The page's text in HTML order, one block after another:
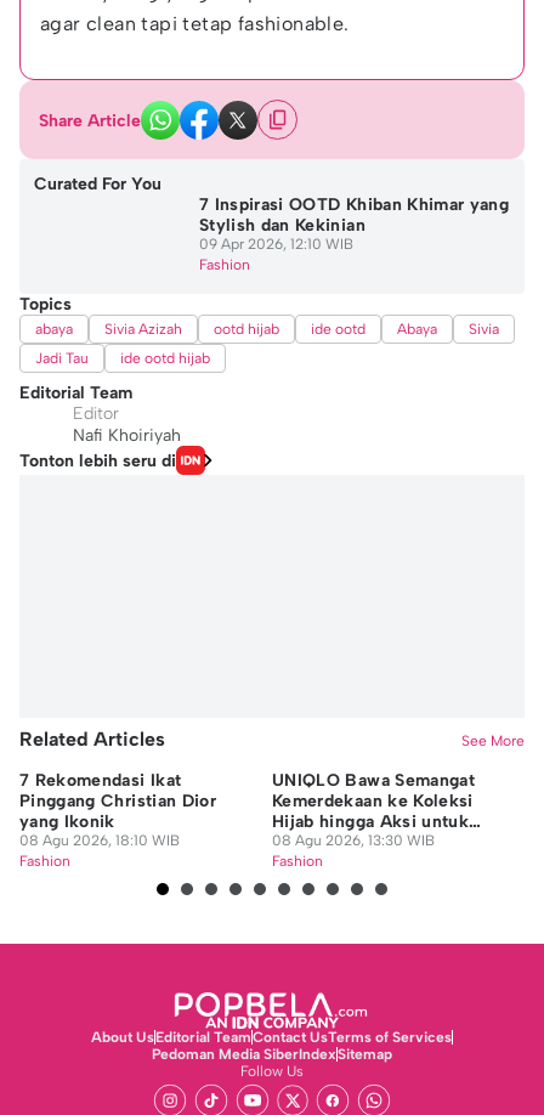
agar clean tapi tetap fashionable.
Share Article
Curated For You
7 Inspirasi OOTD Khiban Khimar yang
Stylish dan Kekinian
09 Apr 2026, 12:10 WIB
Fashion
Topics
abaya Sivia Azizah ootd hijab ide ootd Abaya
Sivia
Jadi Tau
ide ootd hijab
Editorial Team
Editor
Nafi Khoiriyah
Tonton lebih seru di
Related Articles See More
7 Rekomendasi Ikat
Pinggang Christian Dior
yang Ikonik
08 Agu 2026, 18:10 WIB
Fashion
UNIQLO Bawa Semangat
Kemerdekaan ke Koleksi
Hijab hingga Aksi untuk
Guru Honorer
08 Agu 2026, 13:30 WIB
Fashion
About UsEditorial TeamContact UsTerms of Services
Pedoman Media SiberIndexSitemap
Follow Us